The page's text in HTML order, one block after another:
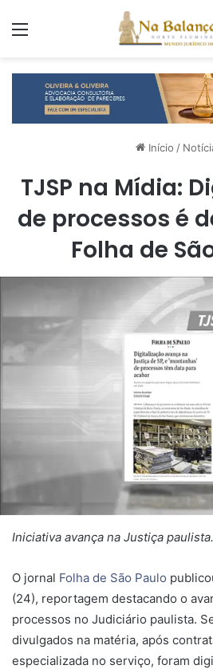
Início /
TJSP na Mídia:
de processos é
Folha de
Iniciativa avança na Justiça paulista.
O jornal Folha de São Paulo
(24), reportagem destacando o
processos no Judiciário paulista.
divulgados na matéria, após
especializada no serviço, foram